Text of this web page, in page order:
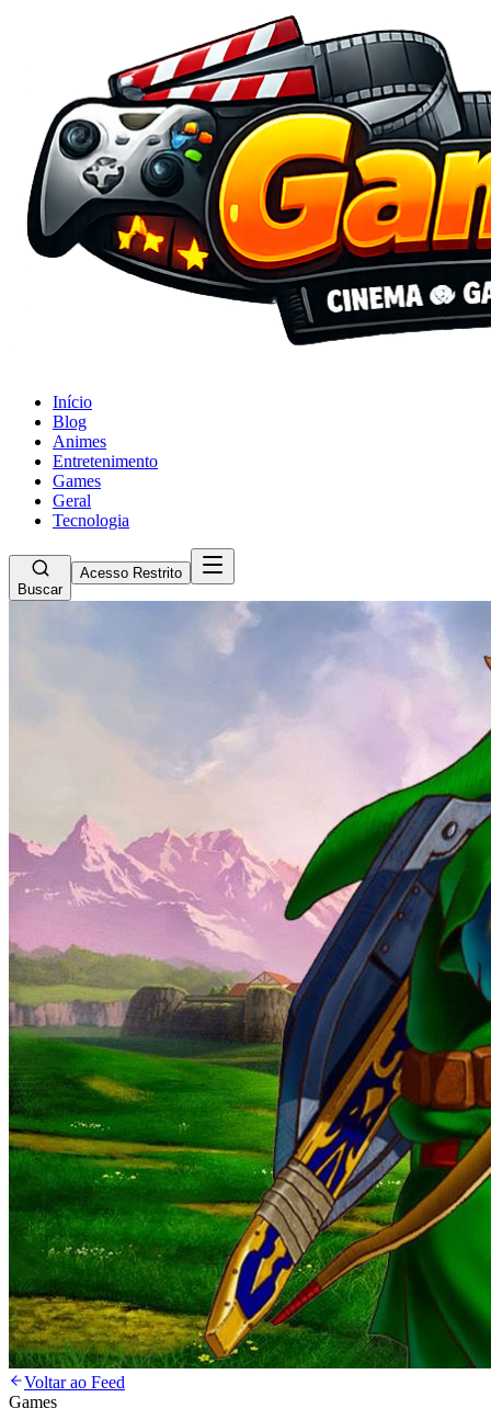
Início
Blog
Animes
Entretenimento
Games
Geral
Tecnologia
Buscar
Acesso Restrito
Voltar ao Feed
Games